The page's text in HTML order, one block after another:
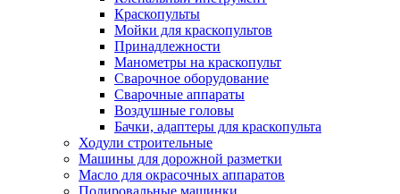
Краскопульты
Мойки для краскопультов
Принадлежности
Манометры на краскопульт
Сварочное оборудование
Сварочные аппараты
Воздушные головы
Бачки, адаптеры для краскопульта
Ходули строительные
Машины для дорожной разметки
Масло для окрасочных аппаратов
Полировальные машинки